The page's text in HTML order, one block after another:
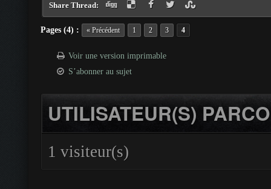
Share Thread:
Pages (4) : « Précédent 1 2 3 4
Voir une version imprimable
S’abonner au sujet
UTILISATEUR(S)
1 visiteur(s)